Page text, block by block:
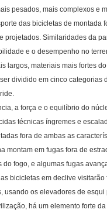
pesados, mais complexos e
das bicicletas de
projetados. Similaridades da
e o desempenho no
largos, materiais mais fortes
dividido em cinco
a força e o equilíbrio do
técnicas íngremes e
fora de ambas as
montam em fugas fora de
fogo, e algumas fugas
bicicletas em declive
usando os elevadores de
há um elemento forte